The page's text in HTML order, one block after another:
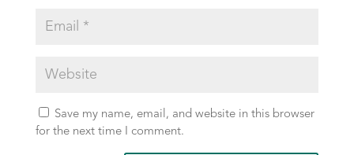
Save my name, email, and website in this browser
for the next time I comment.